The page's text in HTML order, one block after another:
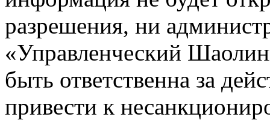
разрешения, ни
«Управленческий
быть ответственна за
привести к